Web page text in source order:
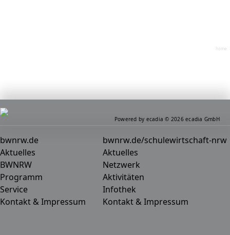
home
bwnrw.de
Aktuelles
BWNRW
Programm
Service
Kontakt & Impressum
bwnrw.de/schulewirtschaft-nrw
Aktuelles
Netzwerk
Aktivitäten
Infothek
Kontakt & Impressum
Powered by ecadia © 2026 ecadia GmbH